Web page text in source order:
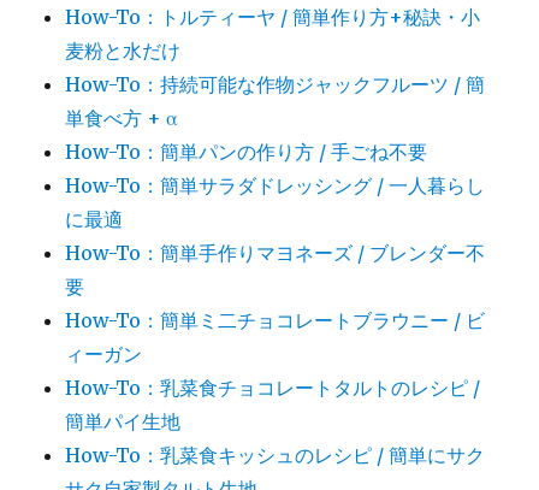
How-To：トルティーヤ / 簡単作り方+秘訣・小
麦粉と水だけ
How-To：持続可能な作物ジャックフルーツ / 簡
単食べ方 + α
How-To：簡単パンの作り方 / 手ごね不要
How-To：簡単サラダドレッシング / 一人暮らし
に最適
How-To：簡単手作りマヨネーズ / ブレンダー不
要
How-To：簡単ミ二チョコレートブラウニー / ビ
ィーガン
How-To：乳菜食チョコレートタルトのレシピ /
簡単パイ生地
How-To：乳菜食キッシュのレシピ / 簡単にサク